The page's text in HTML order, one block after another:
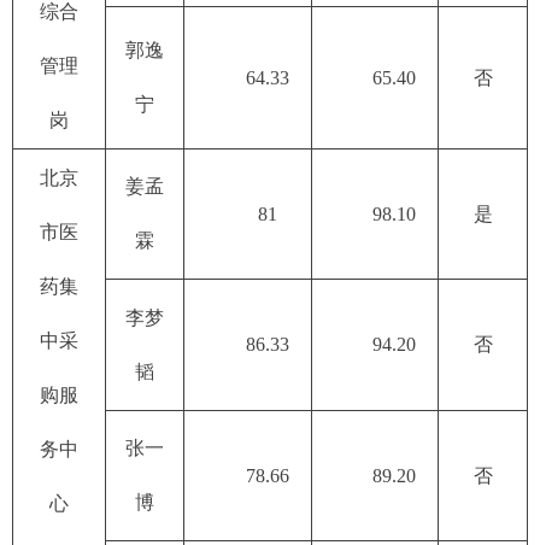
综合
管理
岗
郭逸
宁
64.33 65.40 否
北京
市医
药集
中采
购服
务中
心
姜孟
霖
81 98.10 是
李梦
韬
86.33 94.20 否
张一
博
78.66 89.20 否